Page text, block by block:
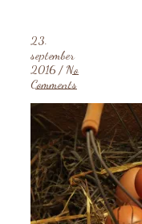
23.
september
2016 / No
Comments